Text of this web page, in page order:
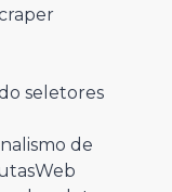
seletores